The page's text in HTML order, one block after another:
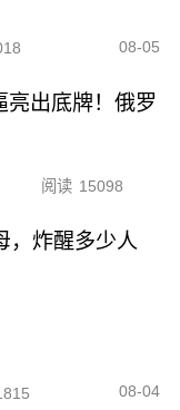
08-05
亮出底牌！俄罗
阅读 15098
，炸醒多少人
08-04